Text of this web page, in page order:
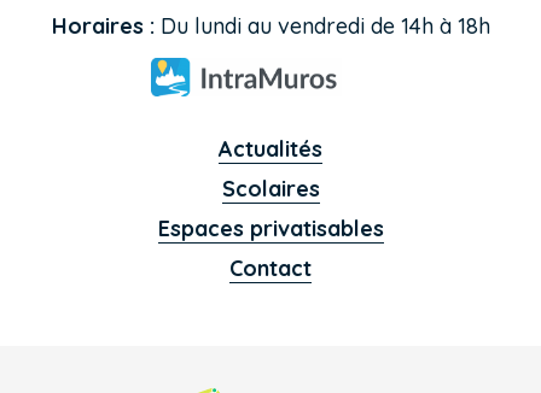
Horaires : Du lundi au vendredi de 14h à 18h
Actualités
Scolaires
Espaces privatisables
Contact